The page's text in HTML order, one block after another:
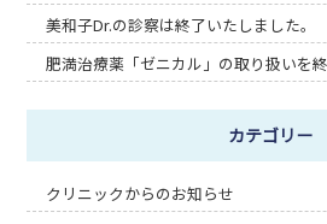
美和子Dr.の診察は終了いたしました。
肥満治療薬「ゼニカル」の取り扱いを終
カテゴリー
クリニックからのお知らせ